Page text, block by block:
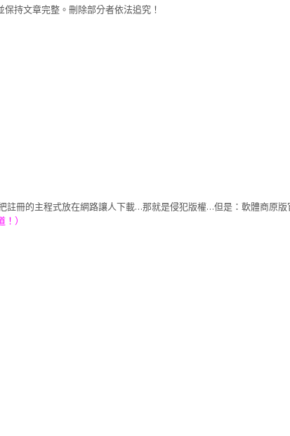
持文章完整。刪除部分者依法追究！
冊的主程式放在網路讓人下載…那就是侵犯版權…但是：軟體商原版
）